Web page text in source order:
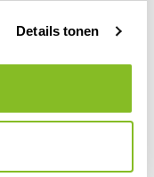
Details tonen